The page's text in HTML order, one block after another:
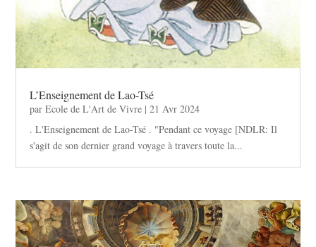
L’Enseignement de Lao-Tsé
parEcole de L'Art de Vivre |21 Avr 2024
. L'Enseignement de Lao-Tsé . "Pendant ce voyage [NDLR: Il
s'agit de son dernier grand voyage à travers toute la...